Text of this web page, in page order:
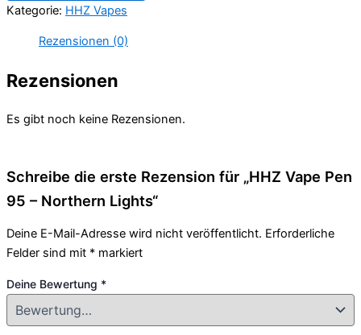
Lights
Menge
Kategorie: HHZ Vapes
Rezensionen (0)
Rezensionen
Es gibt noch keine Rezensionen.
Schreibe die erste Rezension für „HHZ Vape Pen
95 – Northern Lights“
Deine E-Mail-Adresse wird nicht veröffentlicht. Erforderliche
Felder sind mit * markiert
Deine Bewertung *